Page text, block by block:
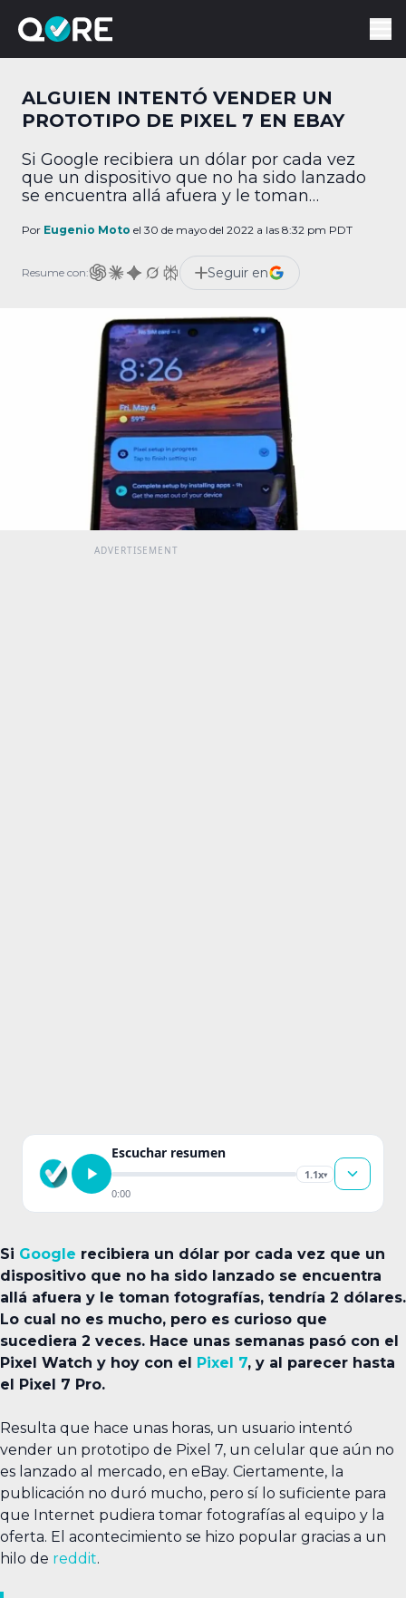
ALGUIEN INTENTÓ VENDER UN
PROTOTIPO DE PIXEL 7 EN EBAY
Si Google recibiera un dólar por cada vez
que un dispositivo que no ha sido lanzado
se encuentra allá afuera y le toman
mucho, pero es curioso que sucediera 2
Watch y hoy con el Pixel 7, y al […]
Por Eugenio Moto el 30 de mayo del 2022 a las 8:32 pm PDT
Resume con: Seguir en
Escuchar resumen
1.1x▾
0:00
Si Google recibiera un dólar por cada vez que un
dispositivo que no ha sido lanzado se encuentra
allá afuera y le toman fotografías, tendría 2 dólares.
Lo cual no es mucho, pero es curioso que
sucediera 2 veces. Hace unas semanas pasó con el
Pixel Watch y hoy con el Pixel 7, y al parecer hasta
el Pixel 7 Pro.
Resulta que hace unas horas, un usuario intentó
vender un prototipo de Pixel 7, un celular que aún no
es lanzado al mercado, en eBay. Ciertamente, la
publicación no duró mucho, pero sí lo suficiente para
que Internet pudiera tomar fotografías al equipo y la
oferta. El acontecimiento se hizo popular gracias a un
hilo de reddit.